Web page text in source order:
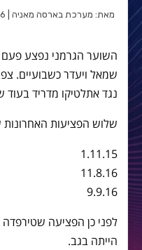
מאת: מערכת בארסה מאניה | 09/09/2016 | קטגוריה:
השוער הגרמני נפצע
שמאל ויעדר כשבועיים.
נגד אתלטיקו מדריד בעוד
שלוש הפציעות
1.11.15
11.8.16
9.9.16
לפני כן הפציעה
הייתה בגב.